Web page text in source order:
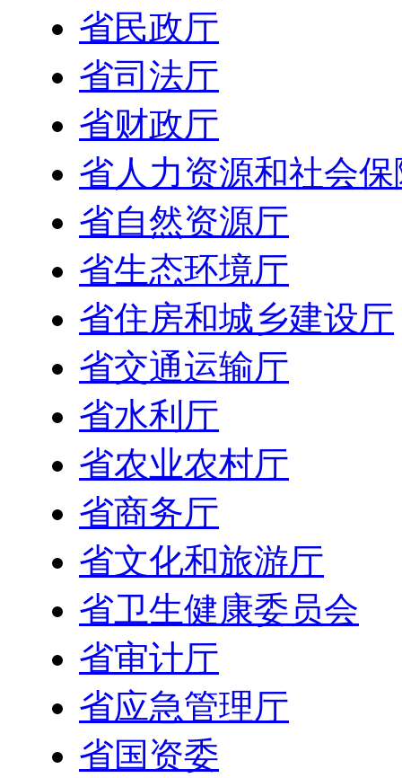
省民政厅
省司法厅
省财政厅
省人力资源和社会
省自然资源厅
省生态环境厅
省住房和城乡建设厅
省交通运输厅
省水利厅
省农业农村厅
省商务厅
省文化和旅游厅
省卫生健康委员会
省审计厅
省应急管理厅
省国资委